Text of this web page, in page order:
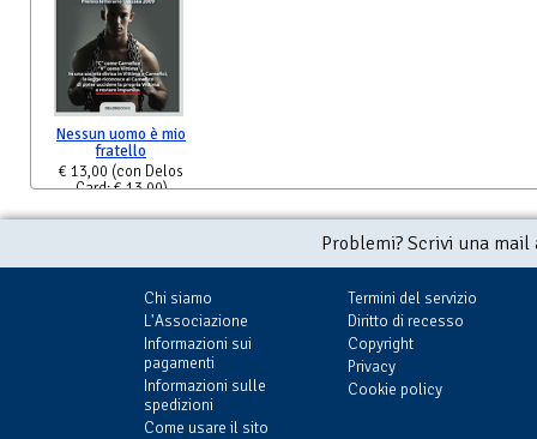
Nessun uomo è mio
fratello
€ 13,00 (con Delos
Card: € 13,00)
Problemi? Scrivi una
Chi siamo
L'Associazione
Informazioni sui
pagamenti
Informazioni sulle
spedizioni
Come usare il sito
Termini del servizio
Diritto di recesso
Copyright
Privacy
Cookie policy